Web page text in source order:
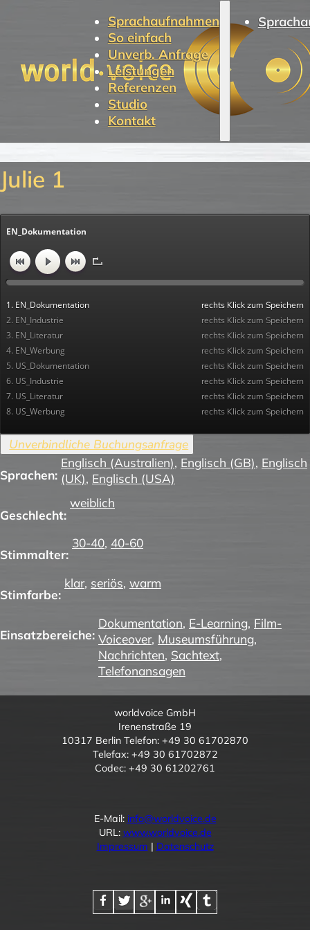
Sprachaufnahmen
So einfach
Unverb. Anfrage
Leistungen
Referenzen
Studio
Kontakt
Julie 1
EN_Dokumentation
1. EN_Dokumentation rechts Klick zum Speichern
2. EN_Industrie rechts Klick zum Speichern
3. EN_Literatur rechts Klick zum Speichern
4. EN_Werbung rechts Klick zum Speichern
5. US_Dokumentation rechts Klick zum Speichern
6. US_Industrie rechts Klick zum Speichern
7. US_Literatur rechts Klick zum Speichern
8. US_Werbung rechts Klick zum Speichern
Sprachen:
Englisch (Australien), Englisch (GB), Englisch
(UK), Englisch (USA)
Geschlecht:
weiblich
Stimmalter:
30-40, 40-60
Stimfarbe:
klar, seriös, warm
Einsatzbereiche:
Dokumentation, E-Learning, Film-
Voiceover, Museumsführung,
Nachrichten, Sachtext,
Telefonansagen
worldvoice GmbH
Irenenstraße 19
10317 Berlin Telefon: +49 30 61702870
Telefax: +49 30 61702872
Codec: +49 30 61202761
E-Mail: info@worldvoice.de
URL: www.worldvoice.de
Impressum | Datenschutz